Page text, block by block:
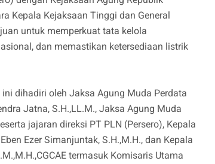
Kepala Kejaksaan Tinggi dan General
untuk memperkuat tata kelola
dan memastikan ketersediaan listrik
dihadiri oleh Jaksa Agung Muda Perdata
Jatna, S.H.,LL.M., Jaksa Agung Muda
jajaran direksi PT PLN (Persero), Kepala
Ezer Simanjuntak, S.H.,M.H., dan Kepala
termasuk Komisaris Utama